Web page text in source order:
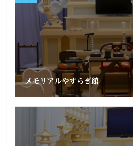
メモリアルやすらぎ館